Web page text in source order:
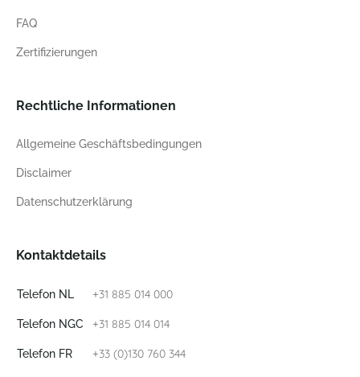
FAQ
Zertifizierungen
Rechtliche Informationen
Allgemeine Geschäftsbedingungen
Disclaimer
Datenschutzerklärung
Kontaktdetails
Telefon NL +31 885 014 000
Telefon NGC +31 885 014 014
Telefon FR +33 (0)130 760 344